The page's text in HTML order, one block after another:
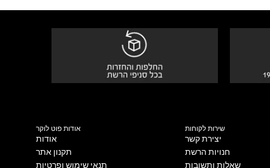
אודות פוט לוקר
אודות
תקנון אתר
תנאי שימוש ופרטיות
שירות לקוחות
יצירת קשר
חנויות הרשת
שאלות ותשובות